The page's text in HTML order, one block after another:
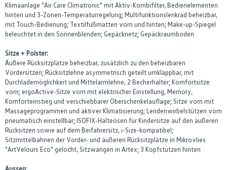
Klimaanlage "Air Care Climatronic" mit Aktiv-Kombifilter, Bedienelementen
hinten und 3-Zonen-Temperaturregelung; Multifunktionslenkrad beheizbar,
mit Touch-Bedienung; Textilfußmatten vorn und hinten; Make-up-Spiegel
beleuchtet in den Sonnenblenden; Gepäcknetz; Gepäckraumboden
Sitze + Polster:
Äußere Rücksitzplätze beheizbar, zusätzlich zu den beheizbaren
Vordersitzen; Rücksitzlehne asymmetrisch geteilt umklappbar, mit
Durchlademöglichkeit und Mittelarmlehne, 2 Becherhalter; Komfortsitze
vorn; ergoActive-Sitze vorn mit elektrischer Einstellung, Memory,
Komforteinstieg und verschiebbarer Oberschenkelauflage; Sitze vorn mit
Massageprogrammen und aktiver Klimatisierung; Lendenwirbelstützen vorn
pneumatisch einstellbar; ISOFIX-Halteösen für Kindersitze auf den äußeren
Rücksitzen sowie auf dem Beifahrersitz, i-Size-kompatibel;
Sitzmittelbahnen der Vorder- und äußeren Rücksitzplätze in Mikrovlies
"ArtVelours Eco" gelocht, Sitzwangen in Artex; 3 Kopfstützen hinten
Aussen: